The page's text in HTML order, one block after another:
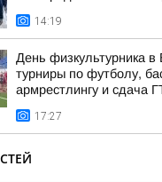
14:19
День физкультурника
турниры по футболу,
армрестлингу и сдача
17:27